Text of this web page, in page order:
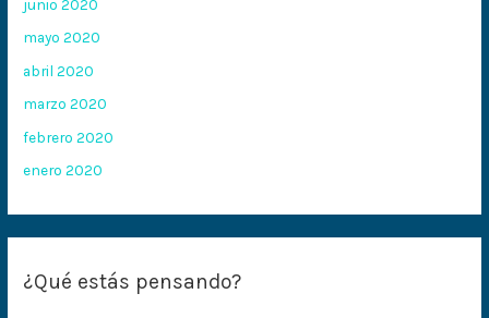
junio 2020
mayo 2020
abril 2020
marzo 2020
febrero 2020
enero 2020
¿Qué estás pensando?